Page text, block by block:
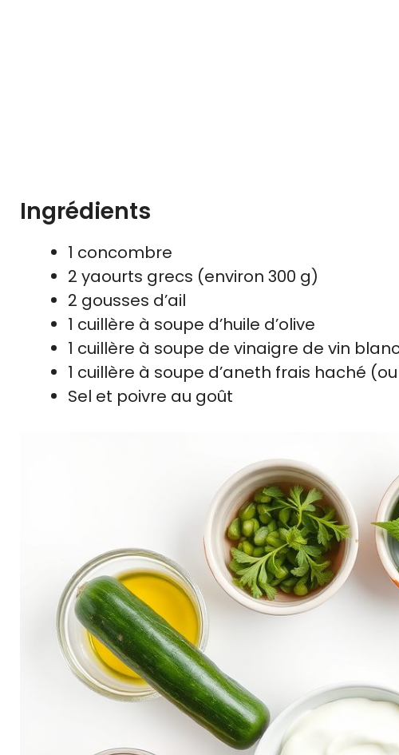
Ingrédients
1 concombre
2 yaourts grecs (environ 300 g)
2 gousses d’ail
1 cuillère à soupe d’huile d’olive
1 cuillère à soupe de vinaigre de vin
1 cuillère à soupe d’aneth frais haché
Sel et poivre au goût